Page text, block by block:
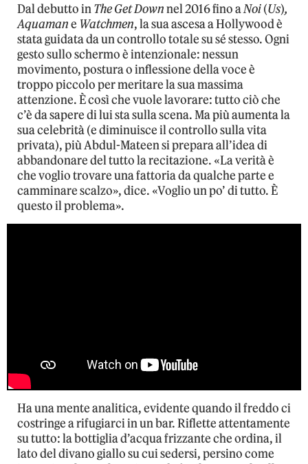
Dal debutto inThe Get Downnel 2016 fino aNoi(Us),
Aquamane Watchmen, la sua ascesa a Hollywood è
stata guidata da un controllo totale su sé stesso. Ogni
gesto sullo schermo è intenzionale: nessun
movimento, postura o inflessione della voce è
troppo piccolo per meritare la sua massima
attenzione. È così che vuole lavorare: tutto ciò che
c’è da sapere di lui sta sulla scena. Ma più aumenta la
sua celebrità (e diminuisce il controllo sulla vita
privata), più Abdul-Mateen si prepara all’idea di
abbandonare del tutto la recitazione. «La verità è
che voglio trovare una fattoria da qualche parte e
camminare scalzo», dice. «Voglio un po’ di tutto. È
questo il problema».
Ha una mente analitica, evidente quando il freddo ci
costringe a rifugiarci in un bar. Riflette attentamente
su tutto: la bottiglia d’acqua frizzante che ordina, il
lato del divano giallo su cui sedersi, persino come